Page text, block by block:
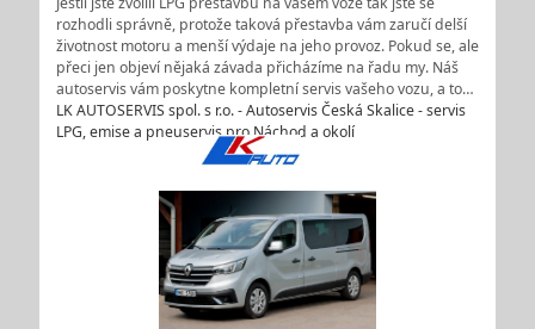
rozhodli správně, protože taková přestavba vám zaručí delší
životnost motoru a menší výdaje na jeho provoz. Pokud se, ale
přeci jen objeví nějaká závada přicházíme na řadu my. Náš
autoservis vám poskytne kompletní servis vašeho vozu, a to…
LK AUTOSERVIS spol. s r.o. - Autoservis Česká Skalice - servis
LPG, emise a pneuservis pro Náchod a okolí